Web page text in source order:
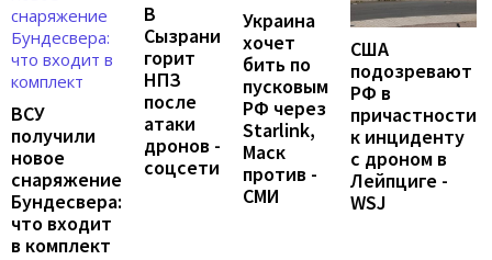
ВСУ
получили
новое
снаряжение
Бундесвера:
что входит
в комплект
В
Сызрани
горит
НПЗ
после
атаки
дронов -
соцсети
Украина
хочет
бить по
пусковым
РФ через
Starlink,
Маск
против -
СМИ
США
подозревают
РФ в
причастности
к инциденту
с дроном в
Лейпциге -
WSJ